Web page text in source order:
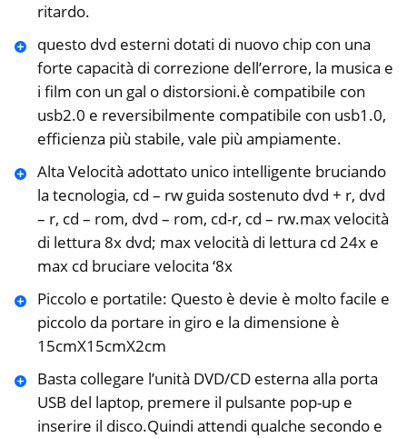
ritardo.
questo dvd esterni dotati di nuovo chip con una
forte capacità di correzione dell’errore, la musica e
i film con un gal o distorsioni.è compatibile con
usb2.0 e reversibilmente compatibile con usb1.0,
efficienza più stabile, vale più ampiamente.
Alta Velocità adottato unico intelligente bruciando
la tecnologia, cd – rw guida sostenuto dvd + r, dvd
– r, cd – rom, dvd – rom, cd-r, cd – rw.max velocità
di lettura 8x dvd; max velocità di lettura cd 24x e
max cd bruciare velocita ‘8x
Piccolo e portatile: Questo è devie è molto facile e
piccolo da portare in giro e la dimensione è
15cmX15cmX2cm
Basta collegare l’unità DVD/CD esterna alla porta
USB del laptop, premere il pulsante pop-up e
inserire il disco.Quindi attendi qualche secondo e